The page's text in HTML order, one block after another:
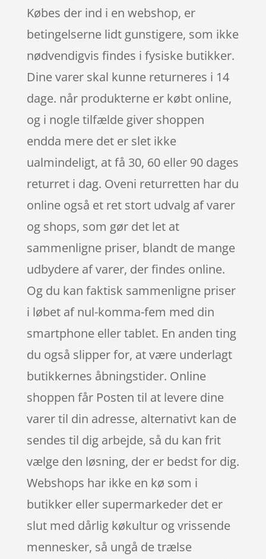
Købes der ind i en webshop, er
betingelserne lidt gunstigere, som ikke
nødvendigvis findes i fysiske butikker.
Dine varer skal kunne returneres i 14
dage. når produkterne er købt online,
og i nogle tilfælde giver shoppen
endda mere det er slet ikke
ualmindeligt, at få 30, 60 eller 90 dages
returret i dag. Oveni returretten har du
online også et ret stort udvalg af varer
og shops, som gør det let at
sammenligne priser, blandt de mange
udbydere af varer, der findes online.
Og du kan faktisk sammenligne priser
i løbet af nul-komma-fem med din
smartphone eller tablet. En anden ting
du også slipper for, at være underlagt
butikkernes åbningstider. Online
shoppen får Posten til at levere dine
varer til din adresse, alternativt kan de
sendes til dig arbejde, så du kan frit
vælge den løsning, der er bedst for dig.
Webshops har ikke en kø som i
butikker eller supermarkeder det er
slut med dårlig køkultur og vrissende
mennesker, så ungå de trælse